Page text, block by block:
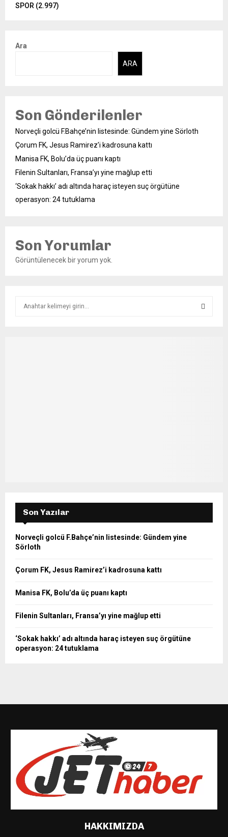
SPOR (2.997)
Ara
ARA
Son Gönderilenler
Norveçli golcü F.Bahçe’nin listesinde: Gündem yine Sörloth
Çorum FK, Jesus Ramirez’i kadrosuna kattı
Manisa FK, Bolu’da üç puanı kaptı
Filenin Sultanları, Fransa’yı yine mağlup etti
‘Sokak hakkı’ adı altında haraç isteyen suç örgütüne
operasyon: 24 tutuklama
Son Yorumlar
Görüntülenecek bir yorum yok.
Son Yazılar
Norveçli golcü F.Bahçe’nin listesinde: Gündem yine
Sörloth
Çorum FK, Jesus Ramirez’i kadrosuna kattı
Manisa FK, Bolu’da üç puanı kaptı
Filenin Sultanları, Fransa’yı yine mağlup etti
‘Sokak hakkı’ adı altında haraç isteyen suç örgütüne
operasyon: 24 tutuklama
HAKKIMIZDA